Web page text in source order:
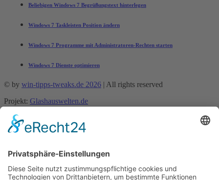
Beliebigen Windows 7 Begrüßungstext hinterlegen
Windows 7 Taskleisten Position ändern
Windows 7 Programme mit Administratoren-Rechten starten
Windows 7 Dienste optimieren
© by win-tipps-tweaks.de 2026 | All rights reserved
Projekt: Glashauswelten.de
Mobile Menu Toggle
Excel
Outlook